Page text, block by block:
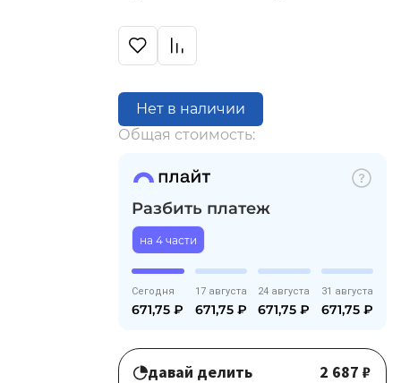
Нет в наличии
Общая стоимость:
Разбить платеж
на 4 части
Сегодня
671,75 ₽
17 августа
671,75 ₽
24 августа
671,75 ₽
31 августа
671,75 ₽
давай делить 2 687 ₽